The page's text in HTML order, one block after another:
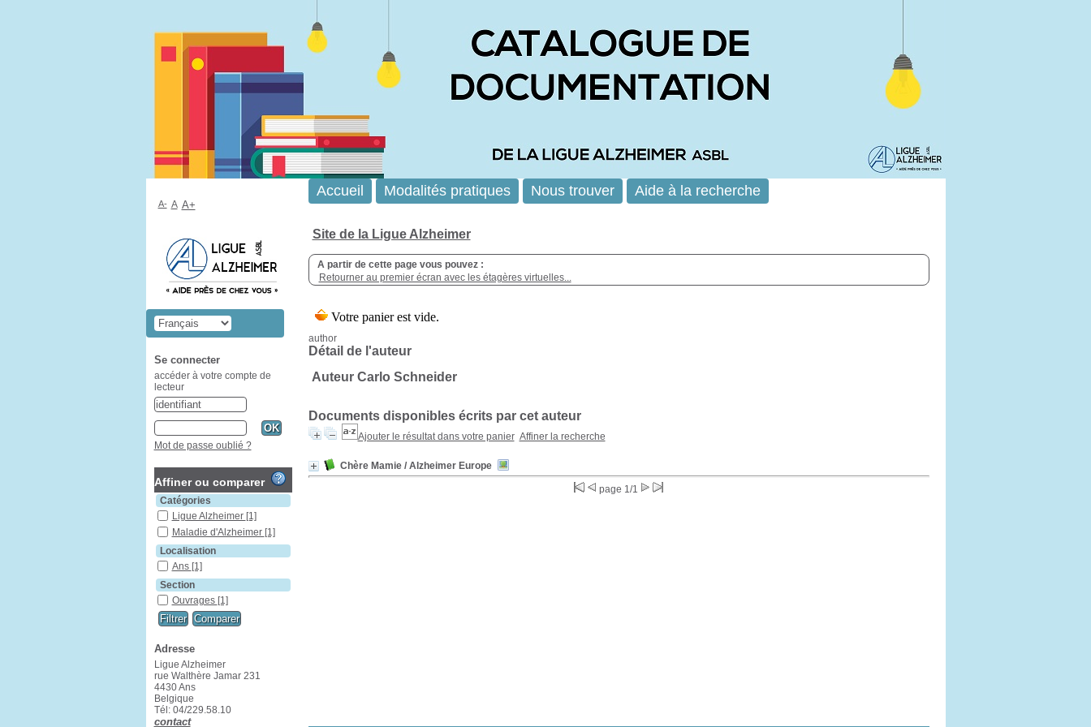
Site de la Ligue Alzheimer
A partir de cette page vous pouvez :
Retourner au premier écran avec les étagères virtuelles...
author
Détail de l'auteur
Auteur Carlo Schneider
Documents disponibles écrits par cet auteur
Ajouter le résultat dans votre panier Affiner la recherche
Chère Mamie/ Alzheimer Europe
page 1/1
Accueil Modalités pratiques Nous trouver Aide à la recherche
A- A A+
Se connecter
accéder à votre compte de
lecteur
Mot de passe oublié ?
Affiner ou comparer
Catégories
Ligue Alzheimer [1]
Maladie d'Alzheimer [1]
Localisation
Ans [1]
Section
Ouvrages [1]
Adresse
Ligue Alzheimer
rue Walthère Jamar 231
4430 Ans
Belgique
Tél: 04/229.58.10
contact